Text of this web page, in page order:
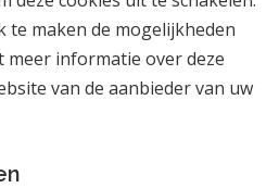
maken de mogelijkheden
meer informatie over deze
van de aanbieder van uw